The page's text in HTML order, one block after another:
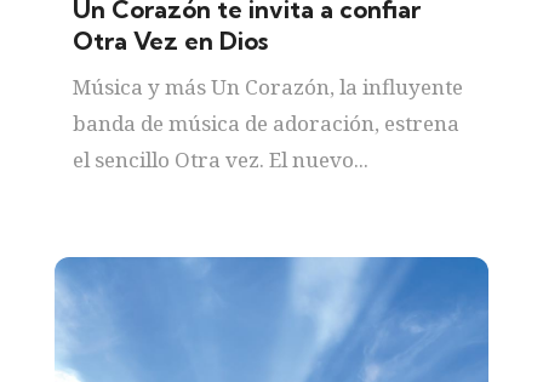
Un Corazón te invita a confiar
Otra Vez en Dios
Música y más Un Corazón, la influyente
banda de música de adoración, estrena
el sencillo Otra vez. El nuevo...